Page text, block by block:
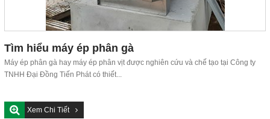
Tìm hiểu máy ép phân gà
Máy ép phân gà hay máy ép phân vịt được nghiên cứu và chế tạo tại Công ty
TNHH Đại Đồng Tiến Phát có thiết...
Xem Chi Tiết